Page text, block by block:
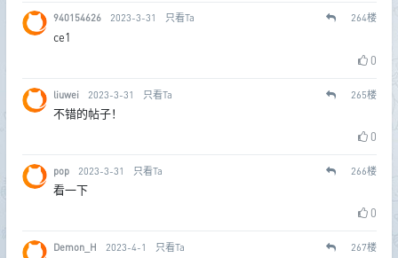
940154626 2023-3-31 只看Ta 264楼
ce1
0
liuwei 2023-3-31 只看Ta 265楼
不错的帖子！
0
pop 2023-3-31 只看Ta 266楼
看一下
0
Demon_H 2023-4-1 只看Ta 267楼